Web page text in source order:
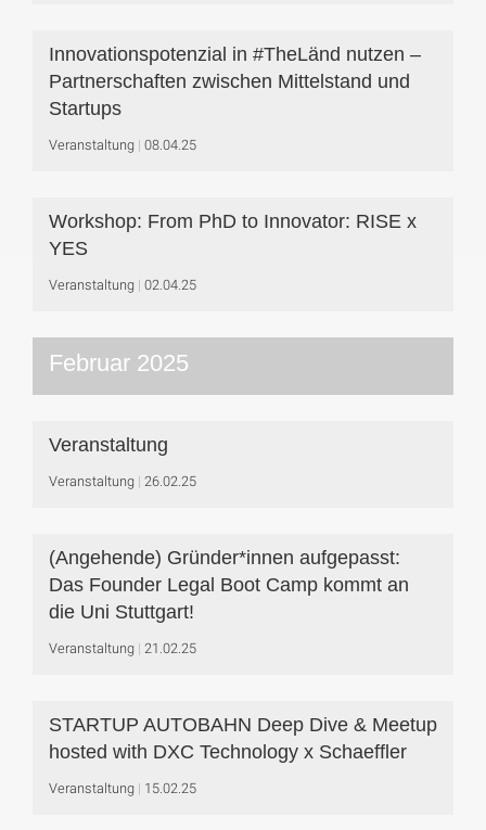
Innovationspotenzial in #TheLänd nutzen –
Partnerschaften zwischen Mittelstand und
Startups
Veranstaltung 08.04.25
Workshop: From PhD to Innovator: RISE x
YES
Veranstaltung 02.04.25
Februar 2025
Veranstaltung
Veranstaltung 26.02.25
(Angehende) Gründer*innen aufgepasst:
Das Founder Legal Boot Camp kommt an
die Uni Stuttgart!
Veranstaltung 21.02.25
STARTUP AUTOBAHN Deep Dive & Meetup
hosted with DXC Technology x Schaeffler
Veranstaltung 15.02.25